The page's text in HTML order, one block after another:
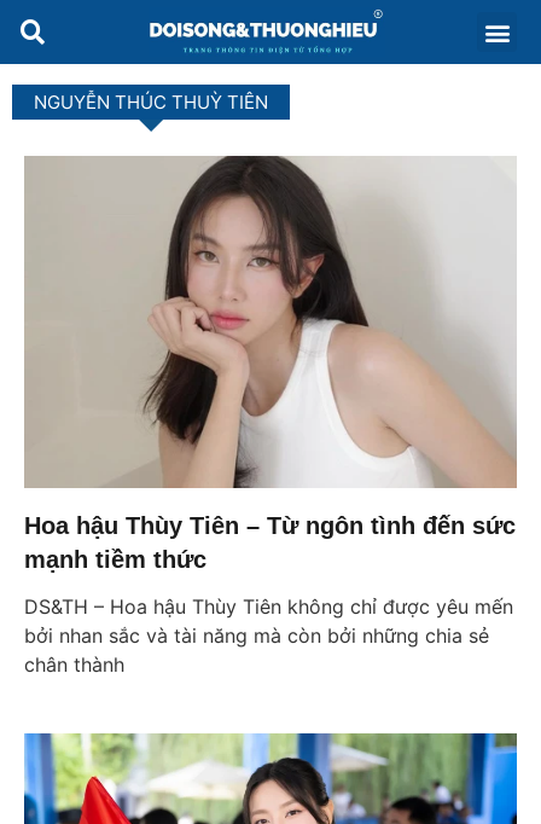
NGUYỄN THÚC THUỲ TIÊN
Hoa hậu Thùy Tiên – Từ ngôn tình đến sức
mạnh tiềm thức
DS&TH – Hoa hậu Thùy Tiên không chỉ được yêu mến
bởi nhan sắc và tài năng mà còn bởi những chia sẻ
chân thành